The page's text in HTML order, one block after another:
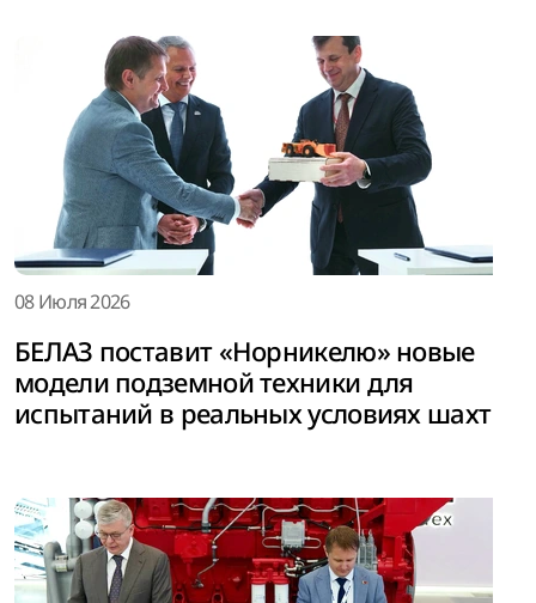
08 Июля 2026
БЕЛАЗ поставит «Норникелю» новые
модели подземной техники для
испытаний в реальных условиях шахт